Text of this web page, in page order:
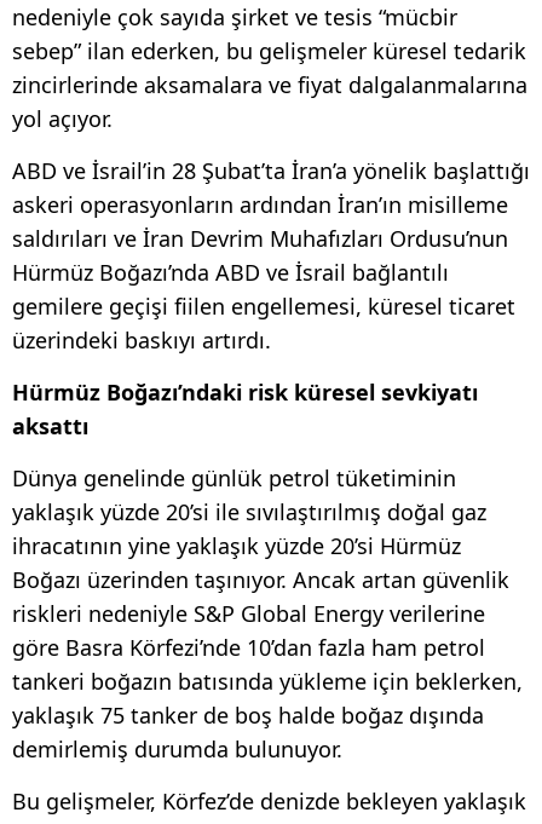
nedeniyle çok sayıda şirket ve tesis “mücbir
sebep” ilan ederken, bu gelişmeler küresel tedarik
zincirlerinde aksamalara ve fiyat dalgalanmalarına
yol açıyor.
ABD ve İsrail’in 28 Şubat’ta İran’a yönelik başlattığı
askeri operasyonların ardından İran’ın misilleme
saldırıları ve İran Devrim Muhafızları Ordusu’nun
Hürmüz Boğazı’nda ABD ve İsrail bağlantılı
gemilere geçişi fiilen engellemesi, küresel ticaret
üzerindeki baskıyı artırdı.
Hürmüz Boğazı’ndaki risk küresel sevkiyatı
aksattı
Dünya genelinde günlük petrol tüketiminin
yaklaşık yüzde 20’si ile sıvılaştırılmış doğal gaz
ihracatının yine yaklaşık yüzde 20’si Hürmüz
Boğazı üzerinden taşınıyor. Ancak artan güvenlik
riskleri nedeniyle S&P Global Energy verilerine
göre Basra Körfezi’nde 10’dan fazla ham petrol
tankeri boğazın batısında yükleme için beklerken,
yaklaşık 75 tanker de boş halde boğaz dışında
demirlemiş durumda bulunuyor.
Bu gelişmeler, Körfez’de denizde bekleyen yaklaşık